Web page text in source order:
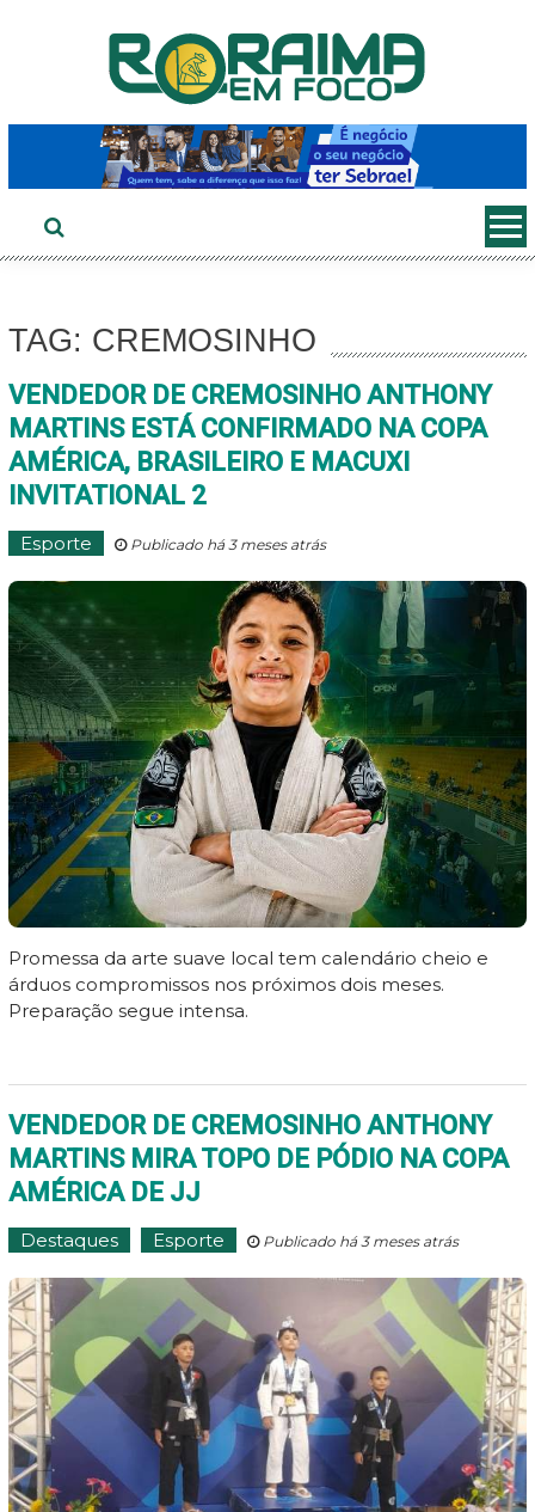
TAG: CREMOSINHO
VENDEDOR DE CREMOSINHO ANTHONY
MARTINS ESTÁ CONFIRMADO NA COPA
AMÉRICA, BRASILEIRO E MACUXI
INVITATIONAL 2
Esporte Publicado há 3 meses atrás
Promessa da arte suave local tem calendário cheio e
árduos compromissos nos próximos dois meses.
Preparação segue intensa.
VENDEDOR DE CREMOSINHO ANTHONY
MARTINS MIRA TOPO DE PÓDIO NA COPA
AMÉRICA DE JJ
Destaques Esporte Publicado há 3 meses atrás